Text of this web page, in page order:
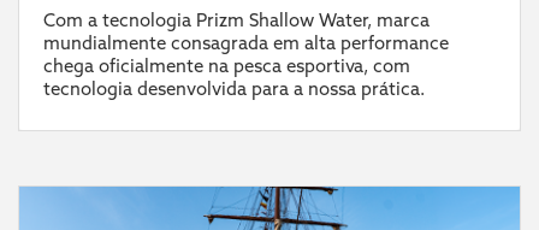
Com a tecnologia Prizm Shallow Water, marca
mundialmente consagrada em alta performance
chega oficialmente na pesca esportiva, com
tecnologia desenvolvida para a nossa prática.